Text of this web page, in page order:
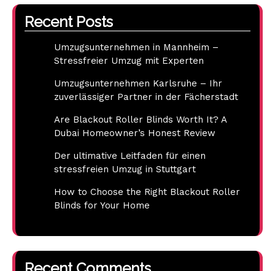
Recent Posts
Umzugsunternehmen in Mannheim –
Stressfreier Umzug mit Experten
Umzugsunternehmen Karlsruhe – Ihr
zuverlässiger Partner in der Fächerstadt
Are Blackout Roller Blinds Worth It? A
Dubai Homeowner’s Honest Review
Der ultimative Leitfaden für einen
stressfreien Umzug in Stuttgart
How to Choose the Right Blackout Roller
Blinds for Your Home